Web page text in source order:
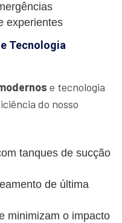
experientes
Tecnologia
e tecnologia
do nosso
tanques de sucção
de última
minimizam o impacto